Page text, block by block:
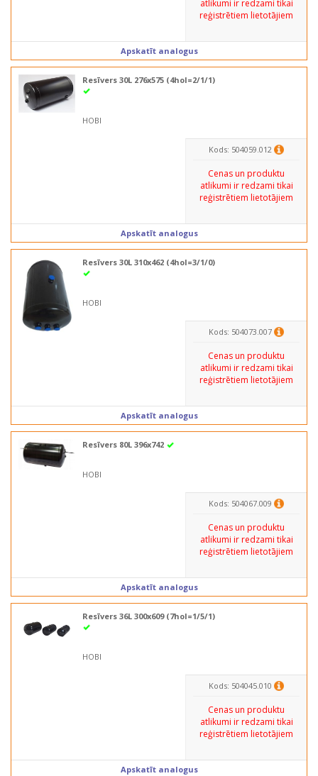
atlikumi ir redzami tikai
reģistrētiem lietotājiem
Apskatīt analogus
Resīvers 30L 276x575 (4hol=2/1/1)
HOBI
Kods: 504059.012
Cenas un produktu
atlikumi ir redzami tikai
reģistrētiem lietotājiem
Apskatīt analogus
Resīvers 30L 310x462 (4hol=3/1/0)
HOBI
Kods: 504073.007
Cenas un produktu
atlikumi ir redzami tikai
reģistrētiem lietotājiem
Apskatīt analogus
Resīvers 80L 396x742
HOBI
Kods: 504067.009
Cenas un produktu
atlikumi ir redzami tikai
reģistrētiem lietotājiem
Apskatīt analogus
Resīvers 36L 300x609 (7hol=1/5/1)
HOBI
Kods: 504045.010
Cenas un produktu
atlikumi ir redzami tikai
reģistrētiem lietotājiem
Apskatīt analogus